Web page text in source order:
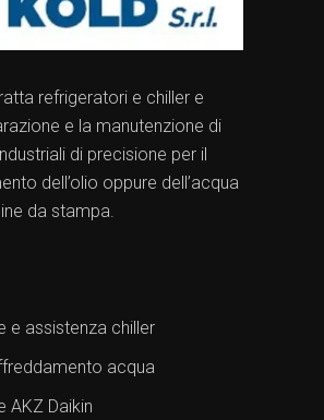
refrigeratori e chiller e
e la manutenzione di
di precisione per il
dell’olio oppure dell’acqua
da stampa.
e assistenza chiller
acqua
AKZ Daikin